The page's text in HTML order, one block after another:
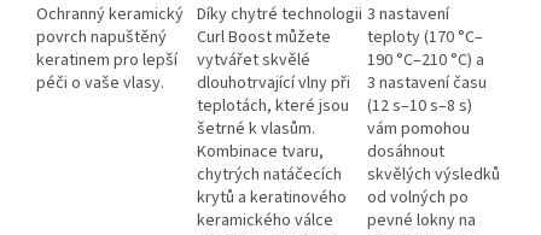
Ochranný keramický
povrch napuštěný
keratinem pro lepší
péči o vaše vlasy.
Díky chytré technologii
Curl Boost můžete
vytvářet skvělé
dlouhotrvající vlny při
teplotách, které jsou
šetrné k vlasům.
Kombinace tvaru,
chytrých natáčecích
krytů a keratinového
keramického válce
3 nastavení
teploty (170 °C–
190 °C–210 °C) a
3 nastavení času
(12 s–10 s–8 s)
vám pomohou
dosáhnout
skvělých výsledků
od volných po
pevné lokny na